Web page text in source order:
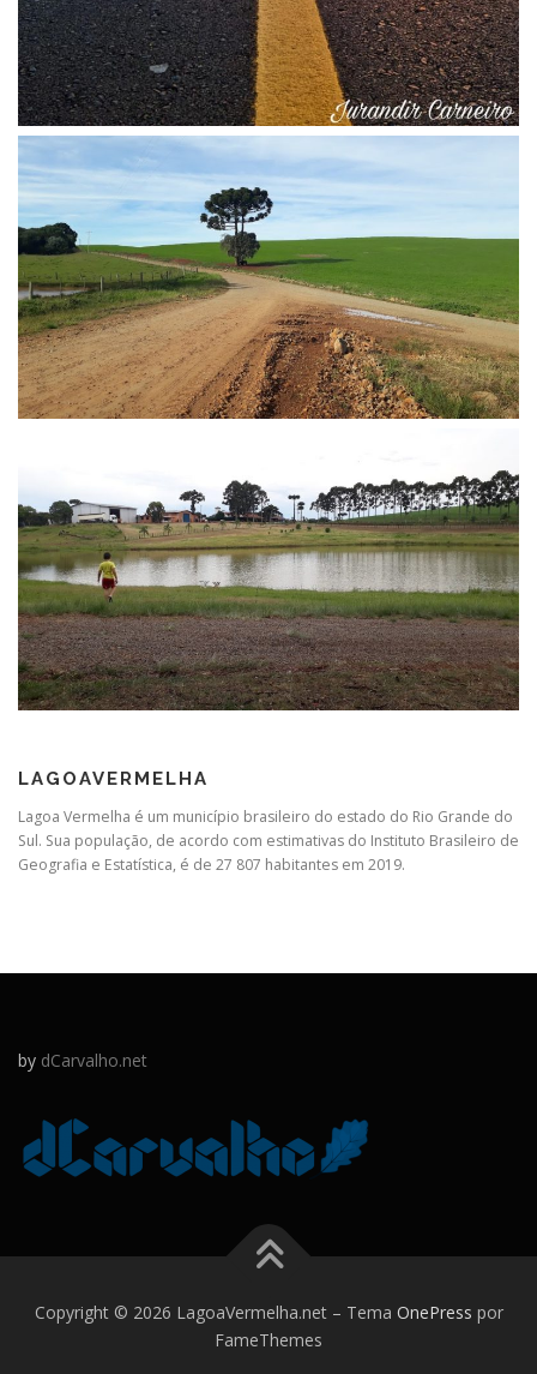
LAGOAVERMELHA
Lagoa Vermelha é um município brasileiro do estado do Rio Grande do
Sul. Sua população, de acordo com estimativas do Instituto Brasileiro de
Geografia e Estatística, é de 27 807 habitantes em 2019.
by dCarvalho.net
Copyright © 2026 LagoaVermelha.net – Tema OnePress por
FameThemes